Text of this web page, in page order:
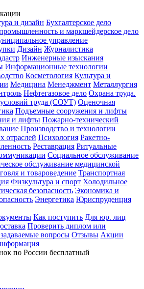
и дизайн Бухгалтерское дело
и маркшейдерское дело
управление
Дизайн Журналистика
Инженерные изыскания
Информационные технологии
Косметология Культура и
Медицина Менеджмент Металлургия
Нефтегазовое дело Охрана труда.
труда (СОУТ) Оценочная
Подъемные сооружения и лифты
и лифты Пожарно-технический
Производство и технологии
отраслей Психология Ракетно-
Реставрация Ритуальные
Социальное обслуживание
обслуживание медицинской
и товароведение Транспортная
Физкультура и спорт Холодильное
безопасность Экономика и
Энергетика Юриспруденция
Как поступить Для юр. лиц
Проверить диплом или
вопросы Отзывы Акции
по России бесплатный